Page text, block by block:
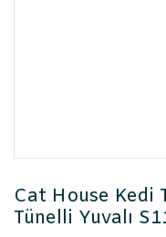
Cat House Kedi
Tünelli Yuvalı